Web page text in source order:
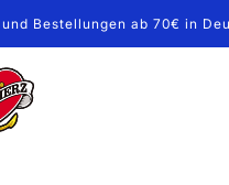
Bestellungen ab 70€ in